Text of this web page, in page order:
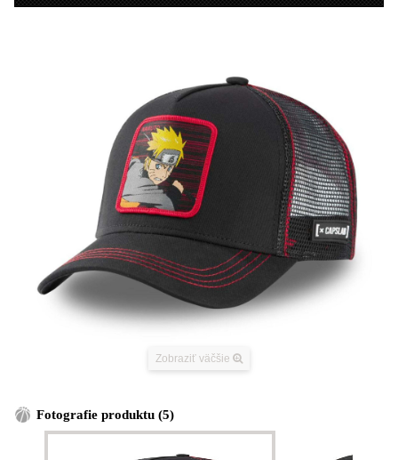
Zobraziť väčšie
Fotografie produktu (5)